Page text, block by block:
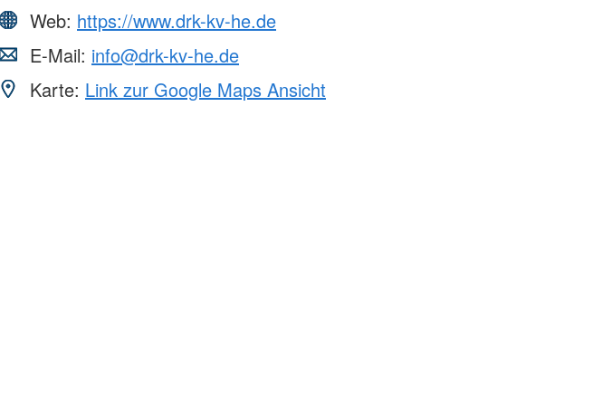
Web: https://www.drk-kv-he.de
E-Mail: info@drk-kv-he.de
Karte: Link zur Google Maps Ansicht